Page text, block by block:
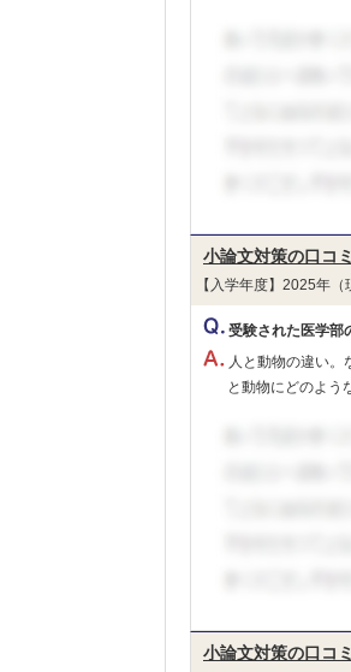
小論文対策の口コミ
【入学年度】2025年
受験された医学部
人と動物の違い。
と動物にどのよう
小論文対策の口コミ